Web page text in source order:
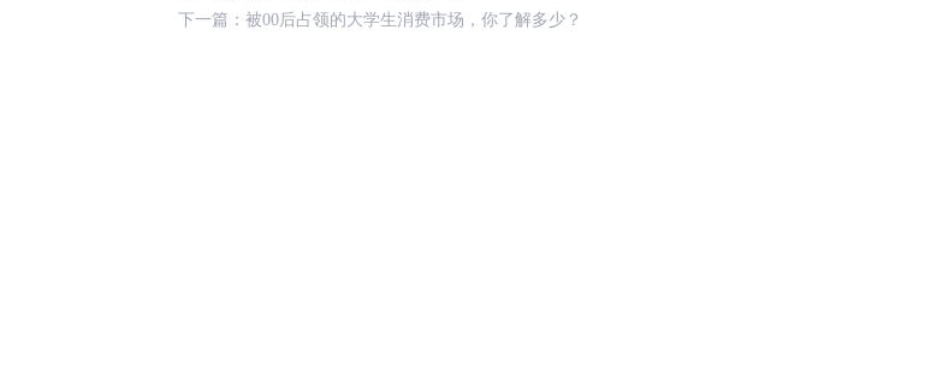
下一篇： 被00后占领的大学生消费市场，你了解多少？